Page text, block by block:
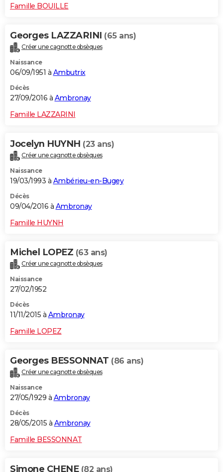
Famille BOUILLE
Georges LAZZARINI (65 ans)
Créer une cagnotte obsèques
Naissance
06/09/1951 à Ambutrix
Décès
27/09/2016 à Ambronay
Famille LAZZARINI
Jocelyn HUYNH (23 ans)
Créer une cagnotte obsèques
Naissance
19/03/1993 à Ambérieu-en-Bugey
Décès
09/04/2016 à Ambronay
Famille HUYNH
Michel LOPEZ (63 ans)
Créer une cagnotte obsèques
Naissance
27/02/1952
Décès
11/11/2015 à Ambronay
Famille LOPEZ
Georges BESSONNAT (86 ans)
Créer une cagnotte obsèques
Naissance
27/05/1929 à Ambronay
Décès
28/05/2015 à Ambronay
Famille BESSONNAT
Simone CHENE (82 ans)